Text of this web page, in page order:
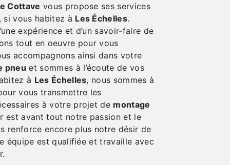
Cottave vous propose ses services
, si vous habitez à Les Échelles.
expérience et d’un savoir-faire de
tout en oeuvre pour vous
accompagnons ainsi dans votre
pneu et sommes à l’écoute de vos
à Les Échelles, nous sommes à
vous transmettre les
à votre projet de montage
est avant tout notre passion et le
renforce encore plus notre désir de
équipe est qualifiée et travaille avec